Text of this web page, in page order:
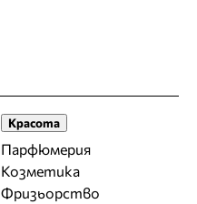
Красота
Парфюмерия
Козметика
Фризьорство